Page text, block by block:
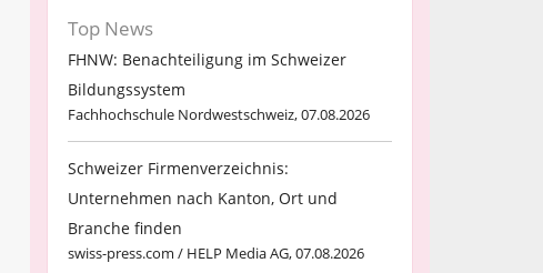
Top News
FHNW: Benachteiligung im Schweizer
Bildungssystem
Fachhochschule Nordwestschweiz, 07.08.2026
Schweizer Firmenverzeichnis:
Unternehmen nach Kanton, Ort und
Branche finden
swiss-press.com / HELP Media AG, 07.08.2026